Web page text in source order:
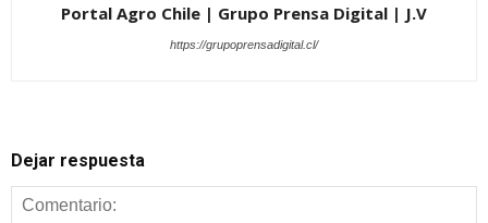
Portal Agro Chile | Grupo Prensa Digital | J.V
https://grupoprensadigital.cl/
Dejar respuesta